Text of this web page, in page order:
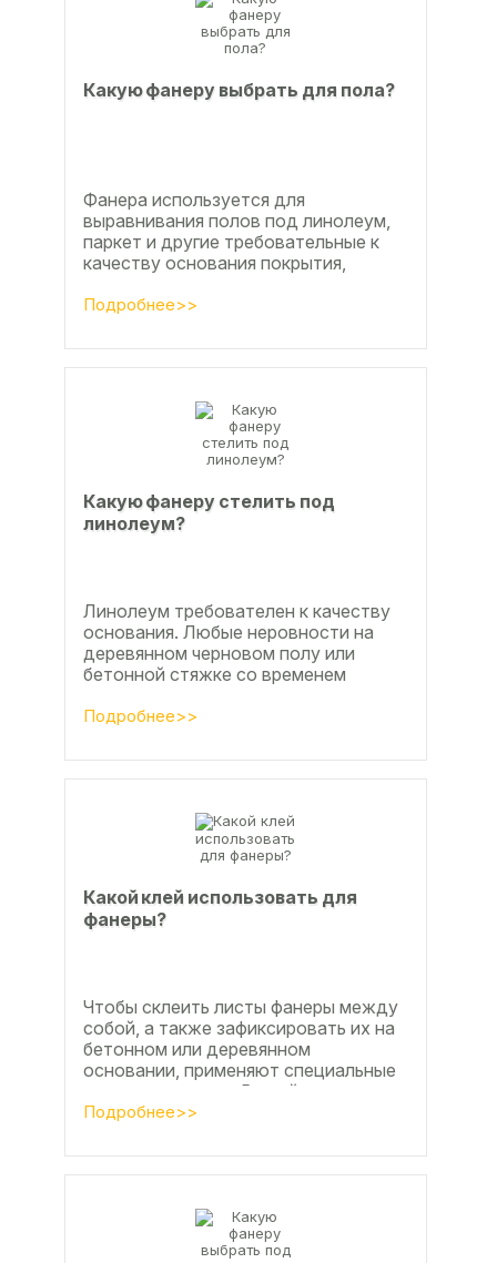
Какую фанеру выбрать для пола?
Фанера используется для
выравнивания полов под линолеум,
паркет и другие требовательные к
качеству основания покрытия,
по деревянным лагам или...
Подробнее>>
Какую фанеру стелить под
линолеум?
Линолеум требователен к качеству
основания. Любые неровности на
деревянном черновом полу или
бетонной стяжке со временем
Подробнее>>
Какой клей использовать для
фанеры?
Чтобы склеить листы фанеры между
собой, а также зафиксировать их на
бетонном или деревянном
основании, применяют специальные
клеевые составы. В этой статье
расскажем, какой клей...
Подробнее>>